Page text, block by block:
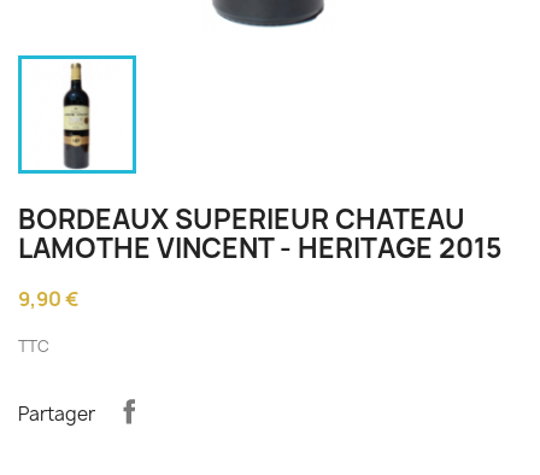
BORDEAUX SUPERIEUR CHATEAU
LAMOTHE VINCENT - HERITAGE 2015
9,90 €
TTC
Partager